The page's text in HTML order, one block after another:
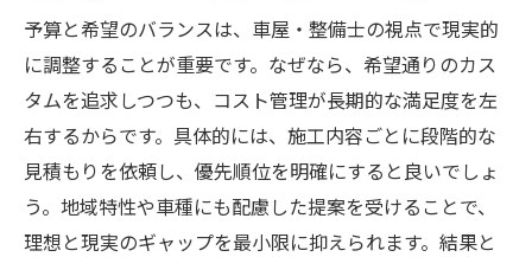
予算と希望のバランスは、車屋・整備士の視点で現実的
に調整することが重要です。なぜなら、希望通りのカス
タムを追求しつつも、コスト管理が長期的な満足度を左
右するからです。具体的には、施工内容ごとに段階的な
見積もりを依頼し、優先順位を明確にすると良いでしょ
う。地域特性や車種にも配慮した提案を受けることで、
理想と現実のギャップを最小限に抑えられます。結果と